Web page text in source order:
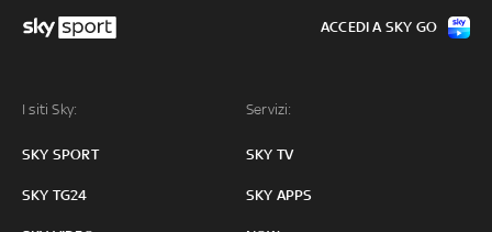
I siti Sky:
SKY SPORT
SKY TG24
Servizi:
SKY TV
SKY APPS
ACCEDI A SKY GO